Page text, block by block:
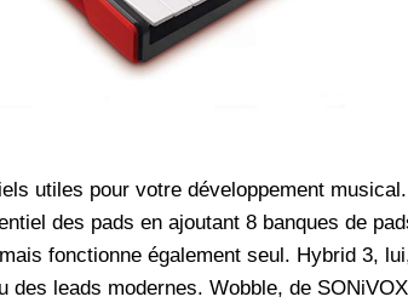
utiles pour votre développement
des pads en ajoutant 8 banques de
fonctionne également seul. Hybrid 3,
leads modernes. Wobble, de